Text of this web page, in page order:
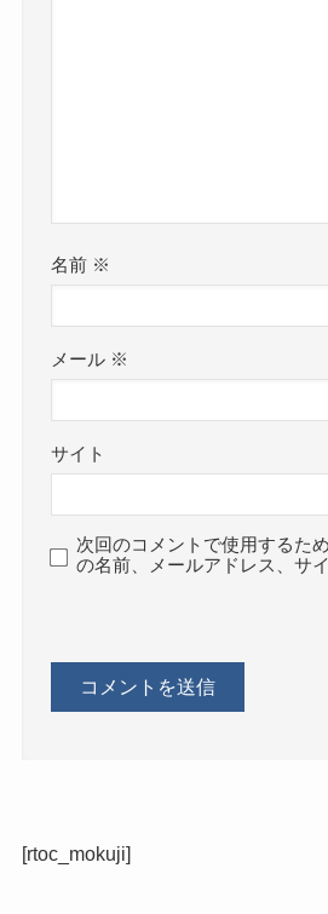
名前 ※
メール ※
サイト
次回のコメントで使用するた
の名前、メールアドレス、サ
[rtoc_mokuji]